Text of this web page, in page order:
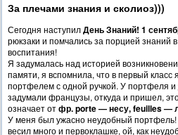
За плечами знания и сколиоз)))
Сегодня наступилДень Знаний! 1
рюкзаки и помчались за порцией знаний
воспитания!
Я задумалась над историей
памяти, я вспомнила, что в первый
портфелем с одной ручкой. У портфеля и
задумали французы, откуда и пришел,
означает отфр. porte — несу, feuilles —
У меня был ужасно неудобный портфель!
весил много и первоклашке, ой, как